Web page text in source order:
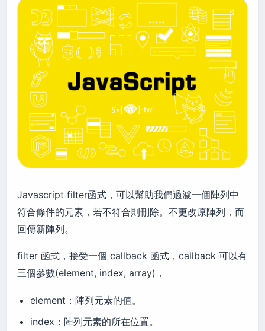
Javascript filter函式，可以幫助我們過濾一個陣列中
符合條件的元素，若不符合則刪除。不更改原陣列，而
回傳新陣列。
filter 函式，接受一個 callback 函式，callback 可以有
三個參數(element, index, array)，
element：陣列元素的值。
index：陣列元素的所在位置。